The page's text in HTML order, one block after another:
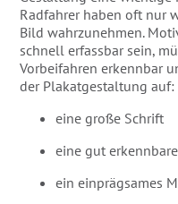
Radfahrer haben oft nur
Bild wahrzunehmen.
schnell erfassbar sein,
Vorbeifahren erkennbar
der Plakatgestaltung auf:
eine große Schrift
eine gut
ein einprägsames